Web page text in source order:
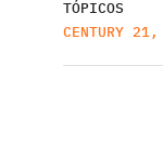
TÓPICOS
CENTURY 21,